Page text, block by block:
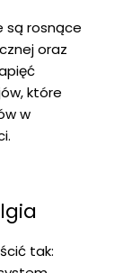
są rosnące
oraz
które
w
tak: